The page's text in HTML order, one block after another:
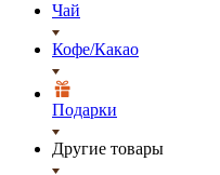
Чай
Кофе/Какао
Подарки
Другие товары